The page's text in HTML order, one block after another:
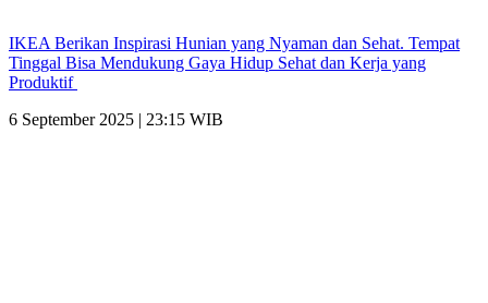
IKEA Berikan Inspirasi Hunian yang Nyaman dan Sehat. Tempat
Tinggal Bisa Mendukung Gaya Hidup Sehat dan Kerja yang
Produktif
6 September 2025 | 23:15 WIB